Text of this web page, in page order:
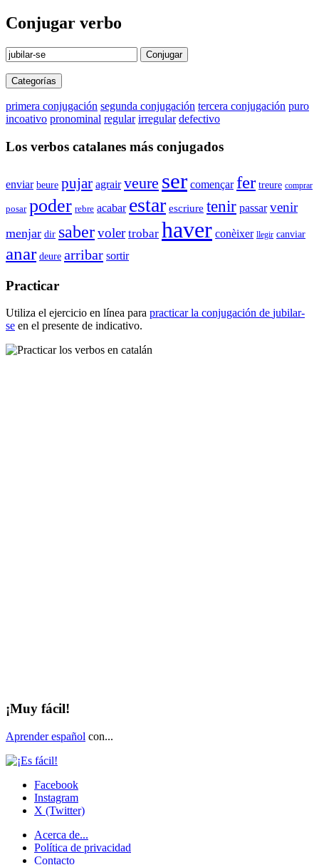
Conjugar verbo
Conjugar
Categorías
primera conjugación segunda conjugación tercera conjugación puro
incoativo pronominal regular irregular defectivo
Los verbos catalanes más conjugados
enviar beure pujar agrair veure ser començar fer treure comprar
posar poder rebre acabar estar escriure tenir passar venir
menjar dir sabervoler trobar haver conèixer llegir canviar
anar deure arribar sortir
Practicar
Utiliza el ejercicio en línea para practicar la conjugación de jubilar-
se en el presente de indicativo.
¡Muy fácil!
Aprender español con...
Facebook
Instagram
X (Twitter)
Acerca de...
Política de privacidad
Contacto